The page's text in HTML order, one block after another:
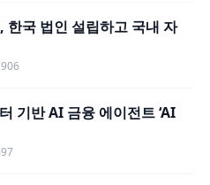
국 법인 설립하고 국내 자
기반 AI 금융 에이전트 ‘AI